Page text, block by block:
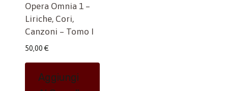
Opera Omnia 1 –
Liriche, Cori,
Canzoni – Tomo I
50,00 €
Aggiungi